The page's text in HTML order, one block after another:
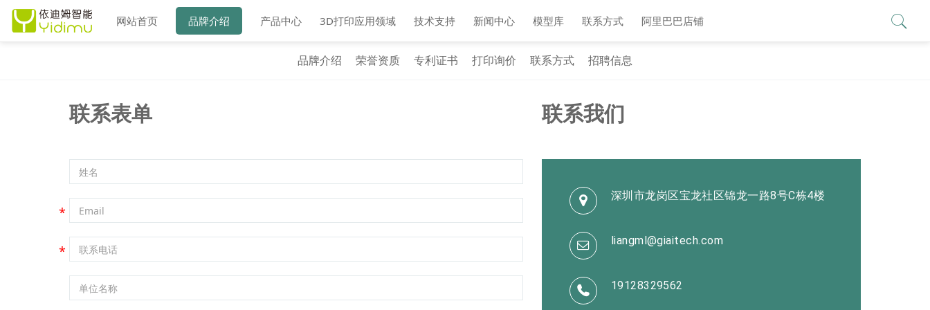
网站首页 品牌介绍 产品中心 3D打印应用领域 技术支持 新闻中心 模型库 联系方式 阿里巴巴店铺
品牌介绍 荣誉资质 专利证书 打印询价 联系方式 招聘信息
联系表单 联系我们
深圳市龙岗区宝龙社区锦龙一路8号C栋4楼
liangml@giaitech.com
19128329562